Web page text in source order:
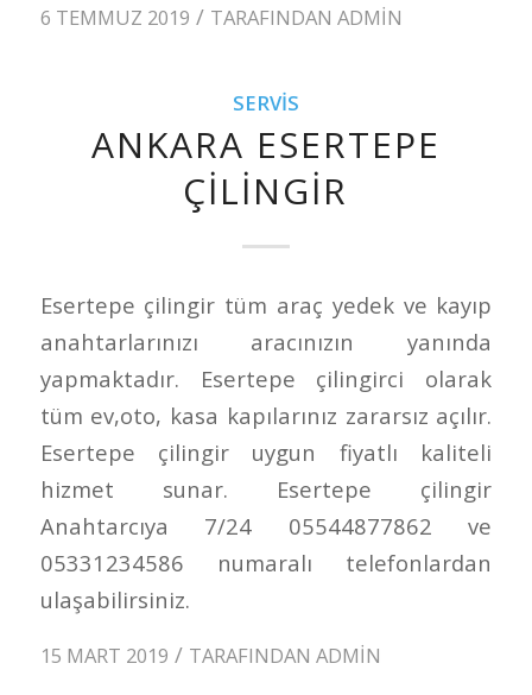
6 TEMMUZ 2019 / TARAFINDAN ADMIN
SERVIS
ANKARA ESERTEPE
ÇILINGIR
Esertepe çilingir tüm araç yedek ve kayıp
anahtarlarınızı aracınızın yanında
yapmaktadır. Esertepe çilingirci olarak
tüm ev,oto, kasa kapılarınız zararsız açılır.
Esertepe çilingir uygun fiyatlı kaliteli
hizmet sunar. Esertepe çilingir
Anahtarcıya 7/24 05544877862 ve
05331234586 numaralı telefonlardan
ulaşabilirsiniz.
15 MART 2019 / TARAFINDAN ADMIN